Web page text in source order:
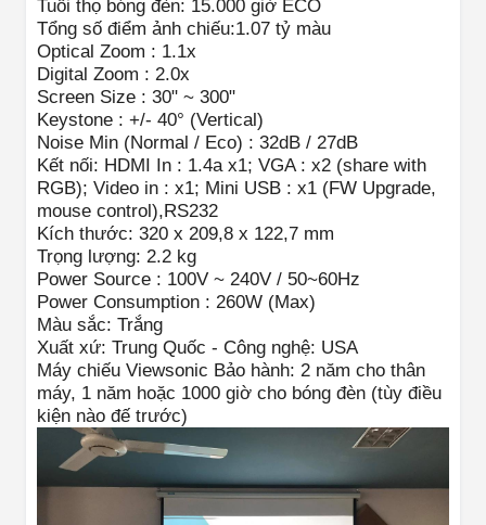
Tuổi thọ bóng đèn: 15.000 giờ ECO
Tổng số điểm ảnh chiếu:1.07 tỷ màu
Optical Zoom : 1.1x
Digital Zoom : 2.0x
Screen Size : 30" ~ 300"
Keystone : +/- 40° (Vertical)
Noise Min (Normal / Eco) : 32dB / 27dB
Kết nối: HDMI In : 1.4a x1; VGA : x2 (share with
RGB); Video in : x1; Mini USB : x1 (FW Upgrade,
mouse control),RS232
Kích thước: 320 x 209,8 x 122,7 mm
Trọng lượng: 2.2 kg
Power Source : 100V ~ 240V / 50~60Hz
Power Consumption : 260W (Max)
Màu sắc: Trắng
Xuất xứ: Trung Quốc - Công nghệ: USA
Máy chiếu Viewsonic Bảo hành: 2 năm cho thân
máy, 1 năm hoặc 1000 giờ cho bóng đèn (tùy điều
kiện nào đế trước)